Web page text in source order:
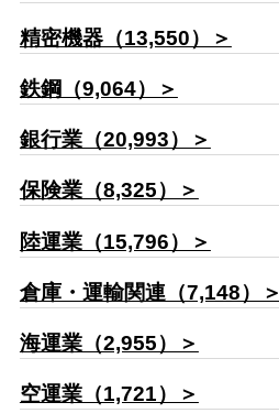
精密機器（13,550）＞
鉄鋼（9,064）＞
銀行業（20,993）＞
保険業（8,325）＞
陸運業（15,796）＞
倉庫・運輸関連（7,148）＞
海運業（2,955）＞
空運業（1,721）＞